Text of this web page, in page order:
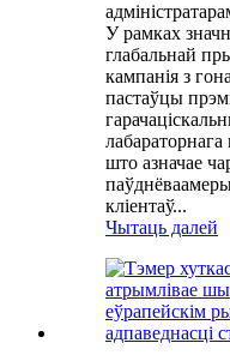
У рамках
глабальнай
кампанія з
пастаўцы
лабараторнага
што азначае
кліентаў...
Чытаць далей